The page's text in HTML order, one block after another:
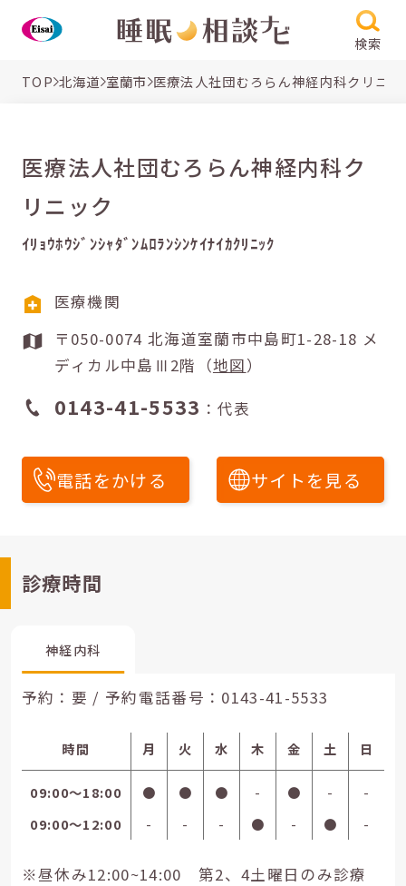
検索
TOP 北海道 室蘭市 医療法人社団むろらん神経内科クリニ
医療法人社団むろらん神経内科ク
リニック
ｲﾘｮｳﾎｳｼﾞﾝｼｬﾀﾞﾝﾑﾛﾗﾝｼﾝｹｲﾅｲｶｸﾘﾆｯｸ
医療機関
〒050-0074 北海道室蘭市中島町1-28-18 メ
ディカル中島Ⅲ2階（地図）
0143-41-5533 ：代表
電話をかける サイトを見る
診療時間
神経内科
予約：要 / 予約電話番号： 0143-41-5533
時間 月 火 水 木 金 土 日
09:00〜18:00 ● ● ● - ● -
-
09:00〜12:00
- - - ● - ● -
※昼休み12:00~14:00 第2、4土曜日のみ診療